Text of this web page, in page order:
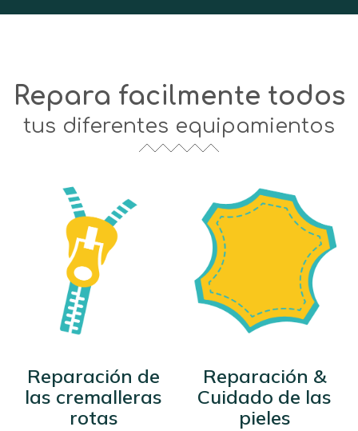
Repara facilmente todos
tus diferentes equipamientos
Reparación de
las cremalleras
rotas
Reparación &
Cuidado de las
pieles